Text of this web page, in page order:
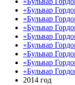
«Бульвар
«Бульвар
«Бульвар
«Бульвар
«Бульвар
«Бульвар
«Бульвар
«Бульвар
2014 год